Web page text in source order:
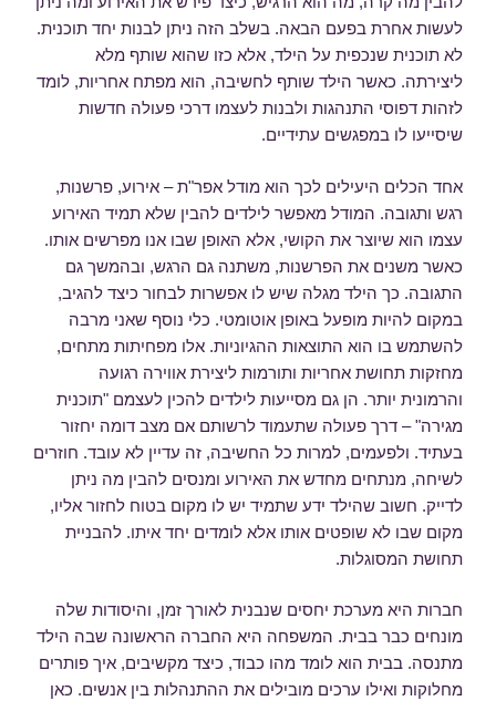
לעשות אחרת בפעם הבאה. בשלב הזה ניתן לבנות יחד תוכנית.
לא תוכנית שנכפית על הילד, אלא כזו שהוא שותף מלא
ליצירתה. כאשר הילד שותף לחשיבה, הוא מפתח אחריות, לומד
לזהות דפוסי התנהגות ולבנות לעצמו דרכי פעולה חדשות
שיסייעו לו במפגשים עתידיים.
אחד הכלים היעילים לכך הוא מודל אפר"ת – אירוע, פרשנות,
רגש ותגובה. המודל מאפשר לילדים להבין שלא תמיד האירוע
עצמו הוא שיוצר את הקושי, אלא האופן שבו אנו מפרשים אותו.
כאשר משנים את הפרשנות, משתנה גם הרגש, ובהמשך גם
התגובה. כך הילד מגלה שיש לו אפשרות לבחור כיצד להגיב,
במקום להיות מופעל באופן אוטומטי. כלי נוסף שאני מרבה
להשתמש בו הוא התוצאות ההגיוניות. אלו מפחיתות מתחים,
מחזקות תחושת אחריות ותורמות ליצירת אווירה רגועה
והרמונית יותר. הן גם מסייעות לילדים להכין לעצמם "תוכנית
מגירה" – דרך פעולה שתעמוד לרשותם אם מצב דומה יחזור
בעתיד. ולפעמים, למרות כל החשיבה, זה עדיין לא עובד. חוזרים
לשיחה, מנתחים מחדש את האירוע ומנסים להבין מה ניתן
לדייק. חשוב שהילד ידע שתמיד יש לו מקום בטוח לחזור אליו,
מקום שבו לא שופטים אותו אלא לומדים יחד איתו. להבניית
תחושת המסוגלות.
חברות היא מערכת יחסים שנבנית לאורך זמן, והיסודות שלה
מונחים כבר בבית. המשפחה היא החברה הראשונה שבה הילד
מתנסה. בבית הוא לומד מהו כבוד, כיצד מקשיבים, איך פותרים
מחלוקות ואילו ערכים מובילים את ההתנהלות בין אנשים. כאן